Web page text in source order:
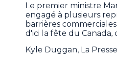
Le premier ministre
engagé à plusieurs
barrières
d'ici la fête du Canada,
Kyle Duggan, La